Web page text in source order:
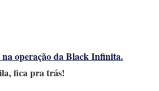
operação da Black Infinita.
fica pra trás!